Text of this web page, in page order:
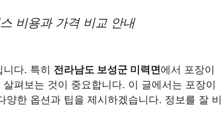
비용과 가격 비교 안내
다. 특히 전라남도 보성군 미력면에서 포장이
펴보는 것이 중요합니다. 이 글에서는 포장이
한 옵션과 팁을 제시하겠습니다. 정보를 잘 비